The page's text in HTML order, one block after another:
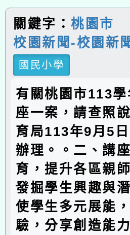
關鍵字：桃園市
校園新聞-校園新
國民小學
有關桃園市113
座一案，請查照
育局113年9月5
辦理。。二、講
育，提升各區親
發掘學生興趣與
使學生多元展能
驗，分享創造能